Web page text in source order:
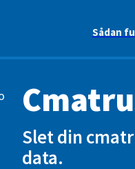
Sådan
Slet din
data.